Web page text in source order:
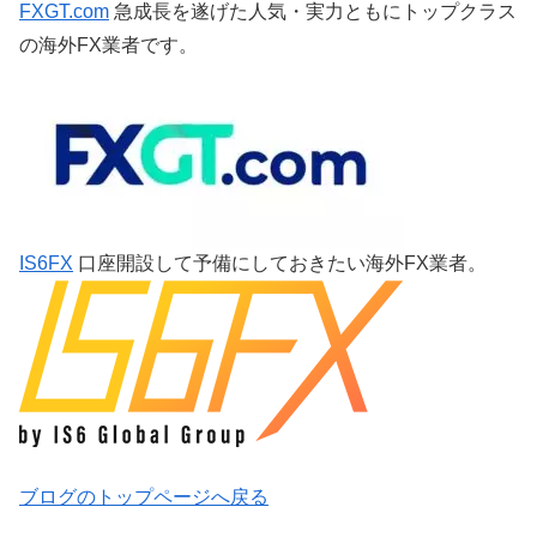
FXGT.com 急成長を遂げた人気・実力ともにトップクラス
の海外FX業者です。
IS6FX 口座開設して予備にしておきたい海外FX業者。
ブログのトップページへ戻る